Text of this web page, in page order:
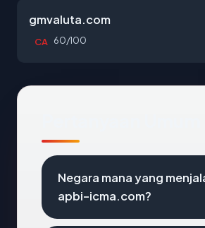
gmvaluta.com
CA 60/100
Negara mana yang
apbi-icma.com?